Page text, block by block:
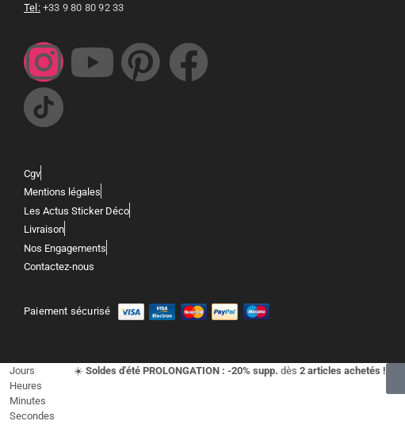
Tel: +33 9 80 80 92 33
Cgv
Mentions légales
Les Actus Sticker Déco
Livraison
Nos Engagements
Contactez-nous
Paiement sécurisé
Jours
Heures
Minutes
Secondes
☀️ Soldes d'été PROLONGATION : -20% supp. dès 2 articles achetés !